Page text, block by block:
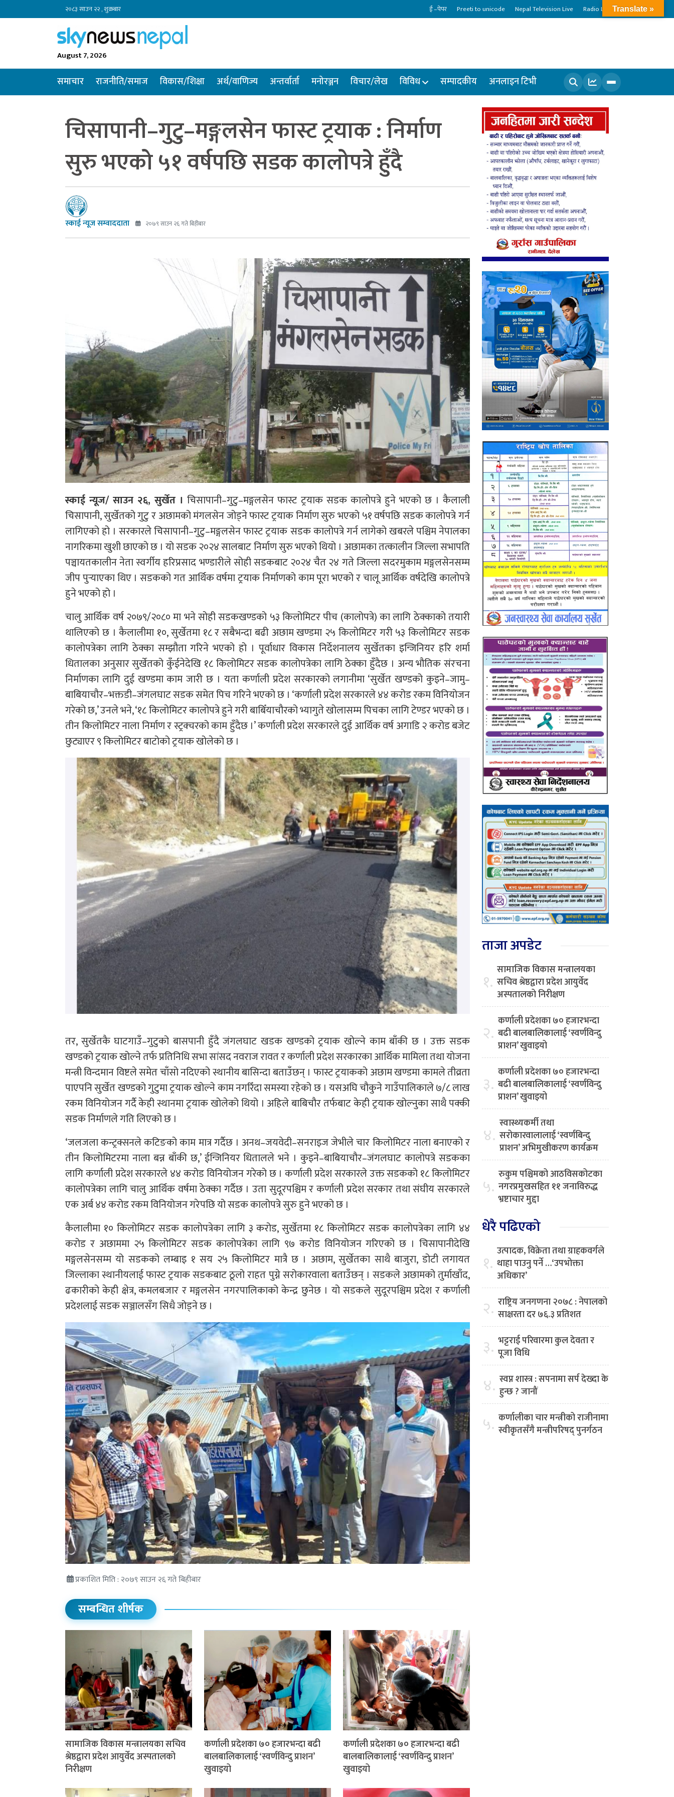
२०८३ साउन २२ , शुक्रबार ई –पेपर Preeti to unicode Nepal Television Live Radio Live
August 7, 2026
समाचार राजनीति/समाज विकास/शिक्षा अर्थ/वाणिज्य अन्तर्वार्ता मनोरञ्जन विचार/लेख विविध सम्पादकीय अनलाइन टिभी
खोज्नुहोस
चिसापानी–गुटु–मङ्गलसेन फास्ट ट्रयाक : निर्माण
सुरु भएको ५१ वर्षपछि सडक कालोपत्रे हुँदै
स्काई न्यूज सम्वाददाता २०७९ साउन २६ गते बिहीबार
स्काई न्यूज/ साउन २६, सुर्खेत । चिसापानी–गुटु–मङ्गलसेन फास्ट ट्रयाक सडक कालोपत्रे हुने भएको छ । कैलाली
चिसापानी, सुर्खेतको गुटु र अछामको मंगलसेन जोड्ने फास्ट ट्रयाक निर्माण सुरु भएको ५१ वर्षपछि सडक कालोपत्रे गर्न
लागिएको हो । सरकारले चिसापानी–गुटु–मङ्गलसेन फास्ट ट्रयाक सडक कालोपत्रे गर्न लागेको खबरले पश्चिम नेपालका
नागरिकमा खुशी छाएको छ । यो सडक २०२४ सालबाट निर्माण सुरु भएको थियो । अछामका तत्कालीन जिल्ला सभापति
पञ्चायतकालीन नेता स्वर्गीय हरिप्रसाद भण्डारीले सोही सडकबाट २०२४ चैत २४ गते जिल्ला सदरमुकाम मङ्गलसेनसम्म
जीप पुर्‍याएका थिए । सडकको गत आर्थिक वर्षमा ट्रयाक निर्माणको काम पूरा भएको र चालू आर्थिक वर्षदेखि कालोपत्रे
हुने भएको हो ।
चालु आर्थिक वर्ष २०७९/२०८० मा भने सोही सडकखण्डको ५३ किलोमिटर पीच (कालोपत्रे) का लागि ठेक्काको तयारी
थालिएको छ । कैलालीमा १०, सुर्खेतमा १८ र सबैभन्दा बढी अछाम खण्डमा २५ किलोमिटर गरी ५३ किलोमिटर सडक
कालोपत्रेका लागि ठेक्का सम्झौता गरिने भएको हो । पूर्वाधार विकास निर्देशनालय सुर्खेतका इन्जिनियर हरि शर्मा
धितालका अनुसार सुर्खेतको कुँईनेदेखि १८ किलोमिटर सडक कालोपत्रेका लागि ठेक्का हुँदैछ । अन्य भौतिक संरचना
निर्माणका लागि दुई खण्डमा काम जारी छ । यता कर्णाली प्रदेश सरकारको लगानीमा ‘सुर्खेत खण्डको कुइने–जामु–
बाबियाचौर–भक्तडी–जंगलघाट सडक समेत पिच गरिने भएको छ । ‘कर्णाली प्रदेश सरकारले ४४ करोड रकम विनियोजन
गरेको छ,’ उनले भने, ‘१८ किलोमिटर कालोपत्रे हुने गरी बाबिँयाचौरको भ्यागुते खोलासम्म पिचका लागि टेण्डर भएको छ ।
तीन किलोमिटर नाला निर्माण र स्ट्रक्चरको काम हुँदैछ ।’ कर्णाली प्रदेश सरकारले दुई आर्थिक वर्ष अगाडि २ करोड बजेट
छुट्याएर ९ किलोमिटर बाटोको ट्रयाक खोलेको छ ।
तर, सुर्खेतकै घाटगाउँ–गुटुको बासपानी हुँदै जंगलघाट खडक खण्डको ट्रयाक खोल्ने काम बाँकी छ । उक्त सडक
खण्डको ट्रयाक खोल्ने तर्फ प्रतिनिधि सभा सांसद नवराज रावत र कर्णाली प्रदेश सरकारका आर्थिक मामिला तथा योजना
मन्त्री विन्दमान विष्टले समेत चाँसो नदिएको स्थानीय बासिन्दा बताउँछन् । फास्ट ट्रयाकको अछाम खण्डमा कामले तीव्रता
पाएपनि सुर्खेत खण्डको गुटुमा ट्रयाक खोल्ने काम नगरिँदा समस्या रहेको छ । यसअघि चौकुने गाउँपालिकाले ७/८ लाख
रकम विनियोजन गर्दै केही स्थानमा ट्रयाक खोलेको थियो । अहिले बाबिचौर तर्फबाट केही ट्रयाक खोल्नुका साथै पक्की
सडक निर्माणले गति लिएको छ ।
‘जलजला कन्ट्रक्सनले कटिङको काम मात्र गर्दैछ । अनथ–जयवेदी–सनराइज जेभीले चार किलोमिटर नाला बनाएको र
तीन किलोमिटरमा नाला बन्न बाँकी छ,’ ईन्जिनियर धितालले भने । कुइने–बाबियाचौर–जंगलघाट कालोपत्रे सडकका
लागि कर्णाली प्रदेश सरकारले ४४ करोड विनियोजन गरेको छ । कर्णाली प्रदेश सरकारले उक्त सडकको १८ किलोमिटर
कालोपत्रेका लागि चालु आर्थिक वर्षमा ठेक्का गर्दैछ । उता सुदूरपश्चिम र कर्णाली प्रदेश सरकार तथा संघीय सरकारले
एक अर्ब ४४ करोड रकम विनियोजन गरेपछि यो सडक कालोपत्रे सुरु हुने भएको छ ।
कैलालीमा १० किलोमिटर सडक कालोपत्रेका लागि ३ करोड, सुर्खेतमा १८ किलोमिटर सडक कालोपत्रेका लागि ४४
करोड र अछाममा २५ किलोमिटर सडक कालोपत्रेका लागि ९७ करोड विनियोजन गरिएको छ । चिसापानीदेखि
मङ्गलसेनसम्म यो सडकको लम्बाइ १ सय २५ किलोमिटर मात्रै छ । अछाम, सुर्खेतका साथै बाजुरा, डोटी लगायत
जिल्लाका स्थानीयलाई फास्ट ट्रयाक सडकबाट ठूलो राहत पुग्ने सरोकारवाला बताउँछन् । सडकले अछामको तुर्माखाँद,
ढकारीको केही क्षेत्र, कमलबजार र मङ्गलसेन नगरपालिकाको केन्द्र छुनेछ । यो सडकले सुदूरपश्चिम प्रदेश र कर्णाली
प्रदेशलाई सडक सञ्जालसँग सिधै जोड्ने छ ।
प्रकाशित मिति : २०७९ साउन २६ गते बिहीबार
सम्बन्धित शीर्षक
सामाजिक विकास मन्त्रालयका सचिव
श्रेष्ठद्वारा प्रदेश आयुर्वेद अस्पतालको
निरीक्षण
कर्णाली प्रदेशका ७० हजारभन्दा बढी
बालबालिकालाई ‘स्वर्णविन्दु प्राशन’
खुवाइयो
कर्णाली प्रदेशका ७० हजारभन्दा बढी
बालबालिकालाई ‘स्वर्णविन्दु प्राशन’
खुवाइयो
ताजा अपडेट
१. सामाजिक विकास मन्त्रालयका
सचिव श्रेष्ठद्वारा प्रदेश आयुर्वेद
अस्पतालको निरीक्षण
२. कर्णाली प्रदेशका ७० हजारभन्दा
बढी बालबालिकालाई ‘स्वर्णविन्दु
प्राशन’ खुवाइयो
३. कर्णाली प्रदेशका ७० हजारभन्दा
बढी बालबालिकालाई ‘स्वर्णविन्दु
प्राशन’ खुवाइयो
४. स्वास्थ्यकर्मी तथा
सरोकारवालालाई ‘स्वर्णबिन्दु
प्राशन’ अभिमुखीकरण कार्यक्रम
५. रुकुम पश्चिमको आठविसकोटका
नगरप्रमुखसहित ११ जनाविरुद्ध
भ्रष्टाचार मुद्दा
धेरै पढिएको
१. उत्पादक, विक्रेता तथा ग्राहकवर्गले
थाहा पाउनु पर्ने …‘उपभोक्ता
अधिकार’
२. राष्ट्रिय जनगणना २०७८ : नेपालको
साक्षरता दर ७६.३ प्रतिशत
३. भट्टराई परिवारमा कुल देवता र
पूजा विधि
४. स्वप्न शास्त्र : सपनामा सर्प देख्दा के
हुन्छ ? जानौं
५. कर्णालीका चार मन्त्रीको राजीनामा
स्वीकृतसँगै मन्त्रीपरिषद् पुनर्गठन
Translate »